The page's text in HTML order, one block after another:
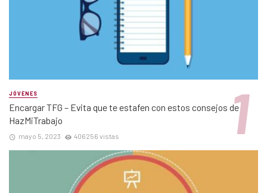
JÓVENES
Encargar TFG – Evita que te estafen con estos consejos de
HazMiTrabajo
mayo 5, 2023 406256 vistas